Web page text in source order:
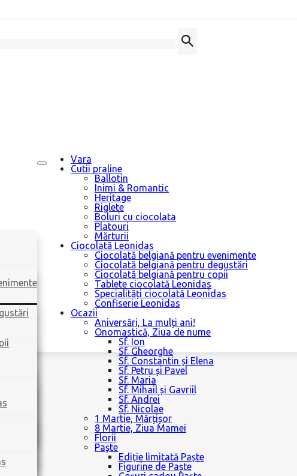
Vara
Cutii praline
Ballotin
Inimi & Romantic
Heritage
Riglete
Boluri cu ciocolata
Platouri
Mărturii
Ciocolată Leonidas
Ciocolată belgiană pentru evenimente
Ciocolată belgiană pentru degustări
Ciocolată belgiană pentru copii
Tablete ciocolată Leonidas
Specialități ciocolată Leonidas
Confiserie Leonidas
Ocazii
Aniversări, La mulți ani!
Onomastică, Ziua de nume
Sf. Ion
Sf. Gheorghe
Sf. Constantin și Elena
Sf. Petru și Pavel
Sf. Maria
Sf. Mihail și Gavriil
Sf. Andrei
Sf. Nicolae
1 Martie, Mărțișor
8 Martie, Ziua Mamei
Florii
Paște
Ediție limitată Paște
Figurine de Paște